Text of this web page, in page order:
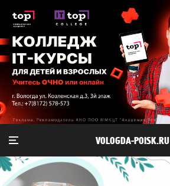
VOLOGDA-POISK.RU